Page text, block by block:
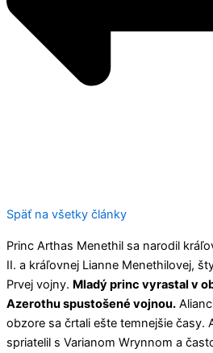
Späť na všetky články
Princ Arthas Menethil sa narodil
II. a kráľovnej Lianne Menethilovej,
Prvej vojny. Mladý princ vyrastal v
Azerothu spustošené vojnou.
obzore sa črtali ešte temnejšie časy.
spriatelil s Varianom Wrynnom a